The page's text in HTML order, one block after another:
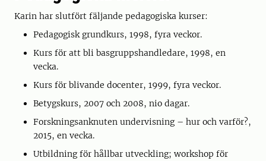
Karin har slutfört fäljande pedagogiska kurser:
Pedagogisk grundkurs, 1998, fyra veckor.
Kurs för att bli basgruppshandledare, 1998, en
vecka.
Kurs för blivande docenter, 1999, fyra veckor.
Betygskurs, 2007 och 2008, nio dagar.
Forskningsanknuten undervisning – hur och varför?,
2015, en vecka.
Utbildning för hållbar utveckling; workshop för